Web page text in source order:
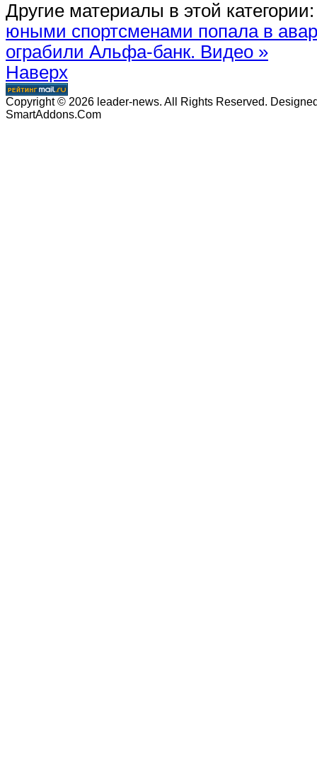
Другие материалы в этой категории:
юными спортсменами попала в
ограбили Альфа-банк. Видео »
Наверх
Copyright © 2026 leader-news. All Rights Reserved.
SmartAddons.Com